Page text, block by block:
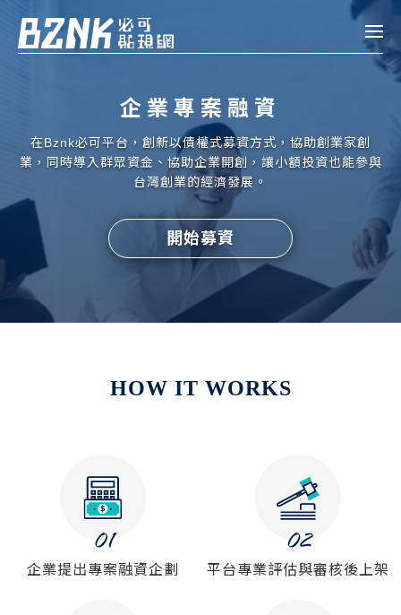
投資
企業融資
企業專案融資
企業專案融資
房屋副擔保融資
平台操作
登入
企業專案融資
在Bznk必可平台，創新以債權式募資方式，協助創業家創
業，同時導入群眾資金、協助企業開創，讓小額投資也能參與
台灣創業的經濟發展。
開始募資
HOW IT WORKS
企業提出專案融資企劃 平台專業評估與審核後上架